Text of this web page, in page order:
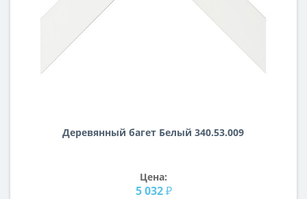
Деревянный багет Белый 340.53.009
Цена:
5 032 ₽